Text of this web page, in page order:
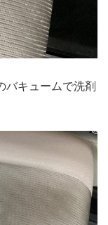
バキュームで洗剤